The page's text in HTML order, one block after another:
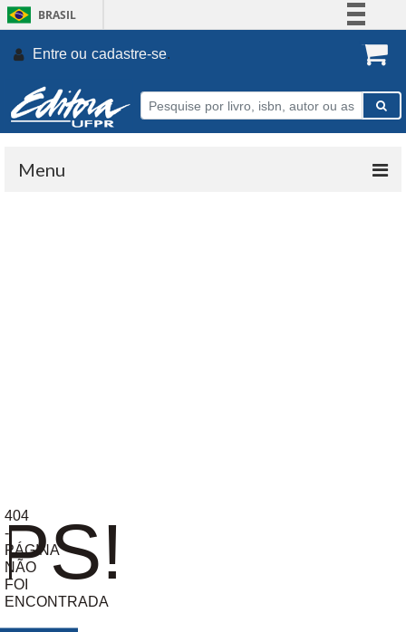
BRASIL
Participe
Entre ou cadastre-se.
Menu
404
-
PÁGINA
NÃO
FOI
ENCONTRADA